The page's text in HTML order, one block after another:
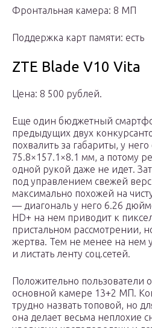
Фронтальная камера: 8 МП
Поддержка карт памяти: есть
ZTE Blade V10 Vita
Цена: 8 500 рублей.
Еще один бюджетный
предыдущих двух
похвалить за габариты, у
75.8×157.1×8.1 мм, а потому
одной рукой даже не идет.
под управлением свежей
максимально похожей на
— диагональ у него 6.26
HD+ на нем приводит к
пристальном рассмотрении,
жертва. Тем не менее на нем
и листать ленту соц.сетей.
Положительно пользователи
основной камере 13+2 МП.
трудно назвать топовой, но
она делает весьма неплохие